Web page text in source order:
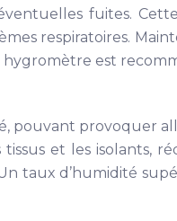
fuites.
respiratoires.
hygromètre est
pouvant provoquer
et les isolants,
taux d’humidité